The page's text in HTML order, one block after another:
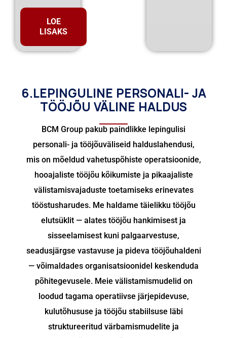
LOE
LISAKS
6.LEPINGULINE PERSONALI- JA
TÖÖJÕU VÄLINE HALDUS
BCM Group pakub paindlikke lepingulisi
personali- ja tööjõuväliseid halduslahendusi,
mis on mõeldud vahetuspõhiste operatsioonide,
hooajaliste tööjõu kõikumiste ja pikaajaliste
välistamisvajaduste toetamiseks erinevates
tööstusharudes. Me haldame täielikku tööjõu
elutsüklit — alates tööjõu hankimisest ja
sisseelamisest kuni palgaarvestuse,
seadusjärgse vastavuse ja pideva tööjõuhaldeni
— võimaldades organisatsioonidel keskenduda
põhitegevusele. Meie välistamismudelid on
loodud tagama operatiivse järjepidevuse,
kulutõhususe ja tööjõu stabiilsuse läbi
struktureeritud värbamismudelite ja